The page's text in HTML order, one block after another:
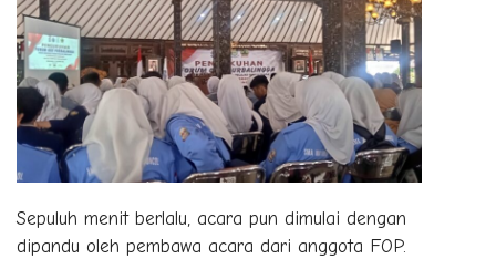
Sepuluh menit berlalu, acara pun dimulai dengan
dipandu oleh pembawa acara dari anggota FOP.